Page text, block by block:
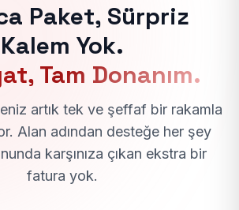
Paket, Sürpriz
Kalem Yok.
Tam Donanım.
artık tek ve şeffaf bir rakamla
Alan adından desteğe her şey
karşınıza çıkan ekstra bir
fatura yok.